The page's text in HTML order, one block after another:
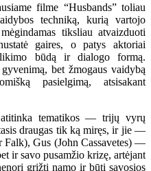
filme “Husbands” toliau
techniką, kurią vartojo
tiksliau atvaizduoti
gaires, o patys aktoriai
būdą ir dialogo formą.
bet žmogaus vaidybą
pasielgimą, atsisakant
tematikos — trijų vyrų
draugas tik ką miręs, ir jie —
Falk), Gus (John Cassavetes) —
ir savo pusamžio krizę, artėjant
grįžti namo ir būti savosios